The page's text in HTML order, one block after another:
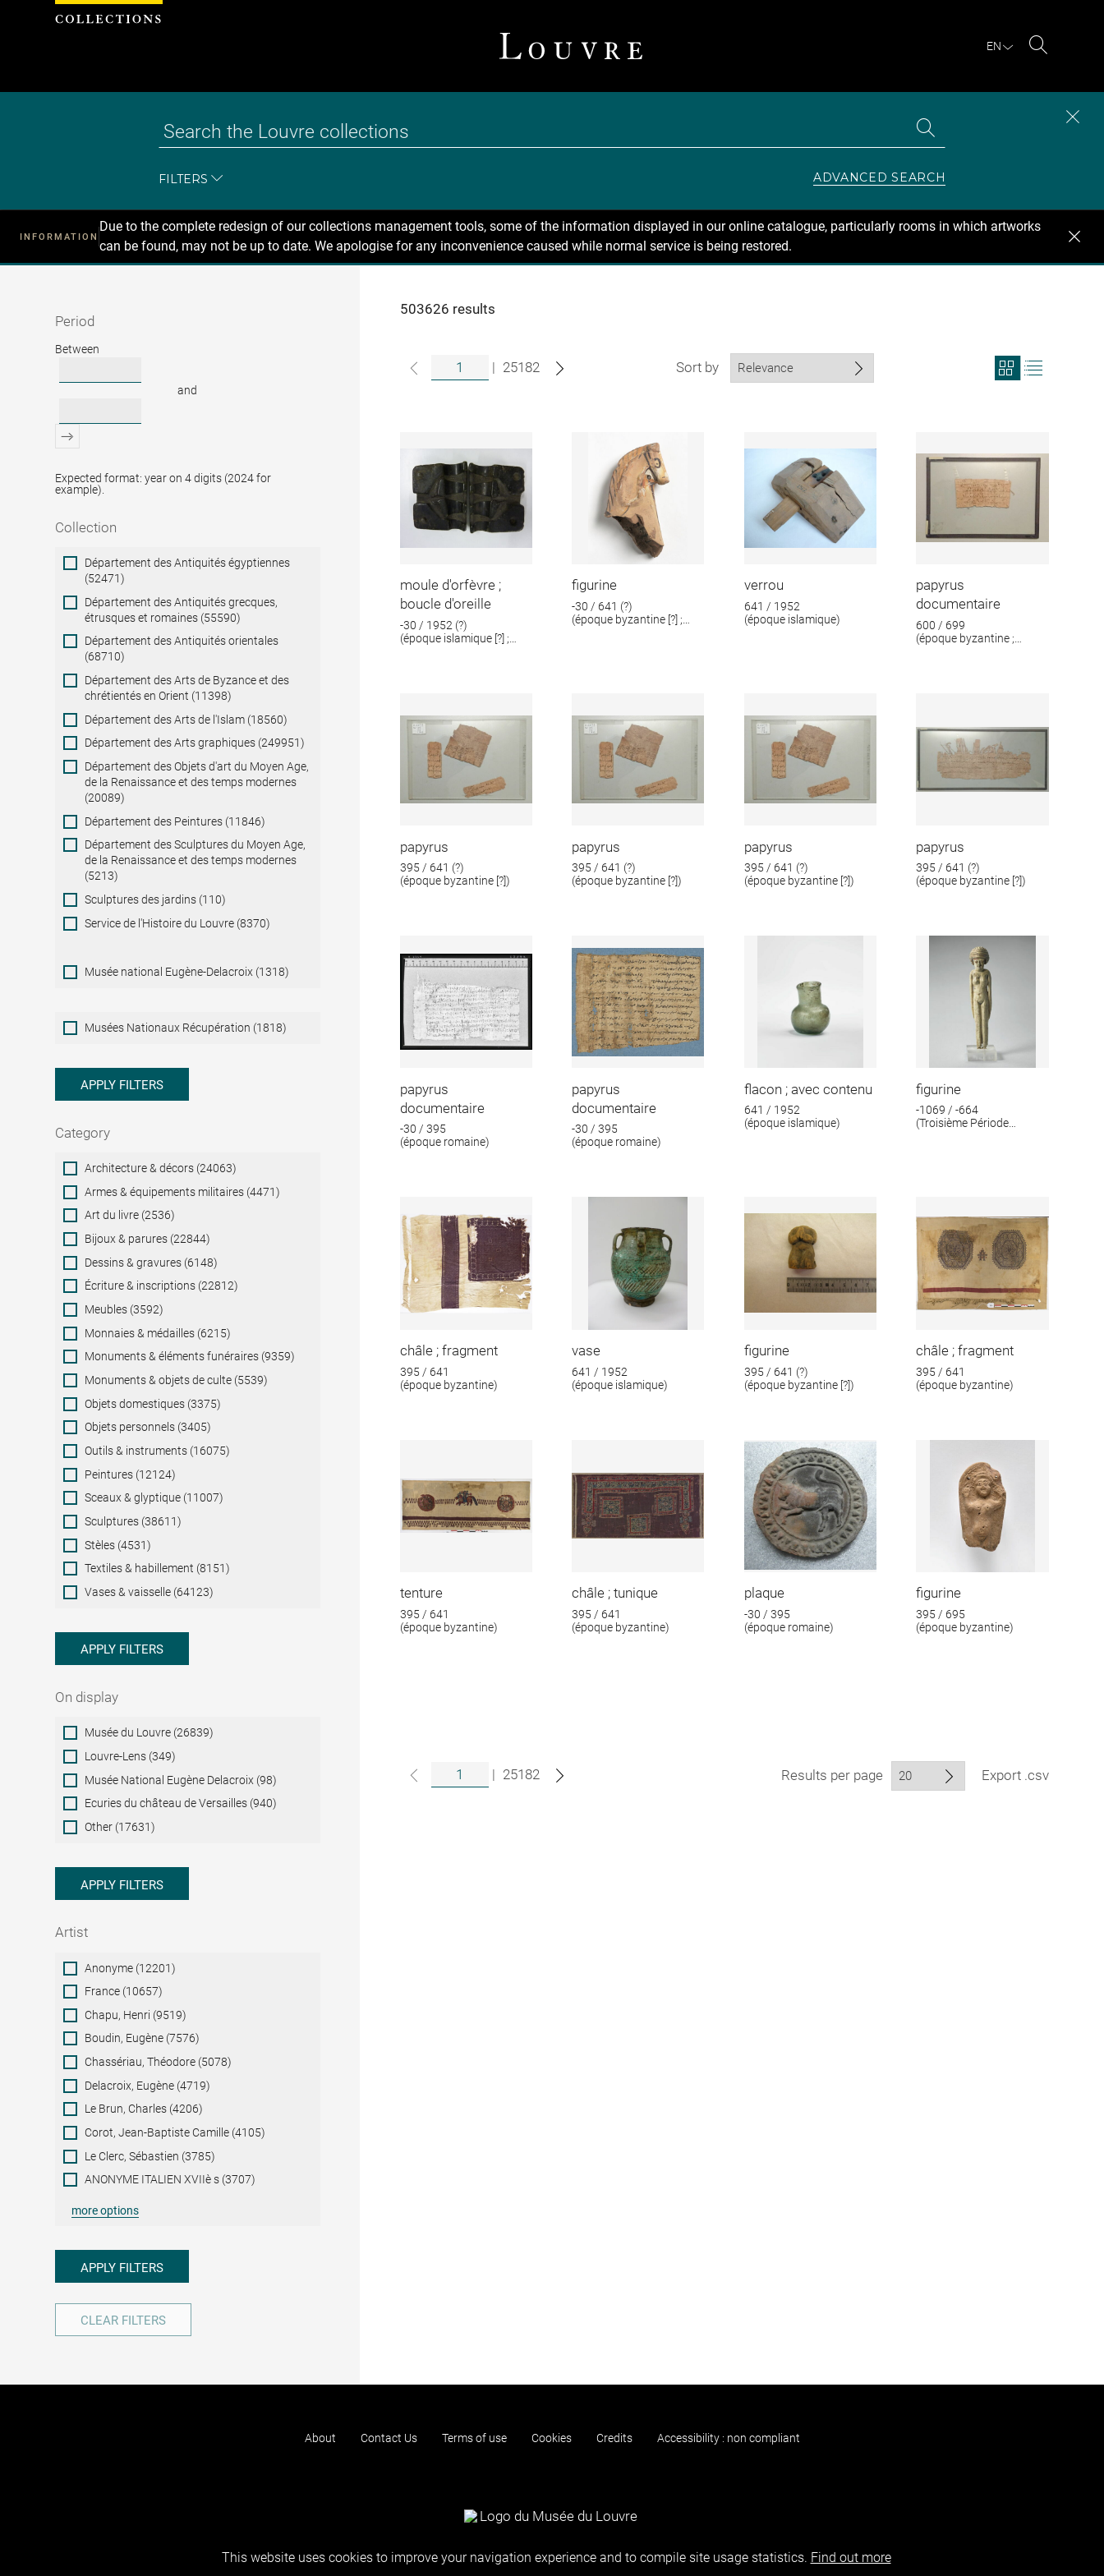
EN
FILTERS ADVANCED SEARCH
INFORMATION
Due to the complete redesign of our collections management tools, some of the information displayed in our online catalogue, particularly rooms in which artworks
can be found, may not be up to date. We apologise for any inconvenience caused while normal service is being restored.
Recherche
Period
Period
Between
and
Expected format: year on 4 digits (2024 for
example).
Collection
Collection
Département des Antiquités égyptiennes
(52471)
Département des Antiquités grecques,
étrusques et romaines (55590)
Département des Antiquités orientales
(68710)
Département des Arts de Byzance et des
chrétientés en Orient (11398)
Département des Arts de l'Islam (18560)
Département des Arts graphiques (249951)
Département des Objets d'art du Moyen Age,
de la Renaissance et des temps modernes
(20089)
Département des Peintures (11846)
Département des Sculptures du Moyen Age,
de la Renaissance et des temps modernes
(5213)
Sculptures des jardins (110)
Service de l'Histoire du Louvre (8370)
Musée national Eugène-Delacroix (1318)
Musées
Nationaux
Musées Nationaux Récupération (1818)
APPLY FILTERS
Category
Category
Architecture & décors (24063)
Armes & équipements militaires (4471)
Art du livre (2536)
Bijoux & parures (22844)
Dessins & gravures (6148)
Écriture & inscriptions (22812)
Meubles (3592)
Monnaies & médailles (6215)
Monuments & éléments funéraires (9359)
Monuments & objets de culte (5539)
Objets domestiques (3375)
Objets personnels (3405)
Outils & instruments (16075)
Peintures (12124)
Sceaux & glyptique (11007)
Sculptures (38611)
Stèles (4531)
Textiles & habillement (8151)
Vases & vaisselle (64123)
APPLY FILTERS
On display
On
display
Musée du Louvre (26839)
Louvre-Lens (349)
Musée National Eugène Delacroix (98)
Ecuries du château de Versailles (940)
Other (17631)
APPLY FILTERS
Artist
ArtistAnonyme (12201)
France (10657)
Chapu, Henri (9519)
Boudin, Eugène (7576)
Chassériau, Théodore (5078)
Delacroix, Eugène (4719)
Le Brun, Charles (4206)
Corot, Jean-Baptiste Camille (4105)
Le Clerc, Sébastien (3785)
ANONYME ITALIEN XVIIè s (3707)
more options
APPLY FILTERS
CLEAR FILTERS
503626 results
| 25182 Sort by
View
search
moule d'orfèvre ;
boucle d'oreille
-30 / 1952 (?)
(époque islamique [?] ;
figurine
-30 / 641 (?)
(époque byzantine [?] ;
verrou
641 / 1952
(époque islamique)
papyrus
documentaire
600 / 699
(époque byzantine ;
papyrus
395 / 641 (?)
(époque byzantine [?])
papyrus
395 / 641 (?)
(époque byzantine [?])
papyrus
395 / 641 (?)
(époque byzantine [?])
papyrus
395 / 641 (?)
(époque byzantine [?])
papyrus
documentaire
-30 / 395
(époque romaine)
papyrus
documentaire
-30 / 395
(époque romaine)
flacon ; avec contenu
641 / 1952
(époque islamique)
figurine
-1069 / -664
(Troisième Période
châle ; fragment
395 / 641
(époque byzantine)
vase
641 / 1952
(époque islamique)
figurine
395 / 641 (?)
(époque byzantine [?])
châle ; fragment
395 / 641
(époque byzantine)
tenture
395 / 641
(époque byzantine)
châle ; tunique
395 / 641
(époque byzantine)
plaque
-30 / 395
(époque romaine)
figurine
395 / 695
(époque byzantine)
| 25182 Results per page Export .csv
About Contact Us Terms of use Cookies Credits Accessibility : non compliant
Cookies management panel
This website uses cookies to improve your navigation experience and to compile site usage statistics. Find out more